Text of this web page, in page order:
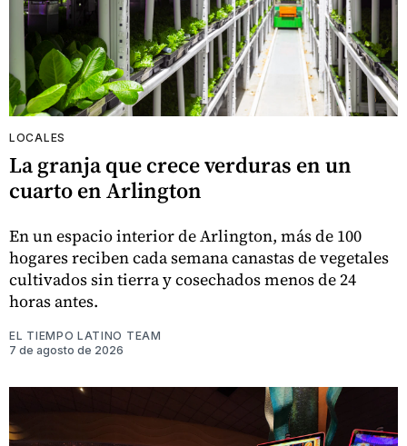
LOCALES
La granja que crece verduras en un
cuarto en Arlington
En un espacio interior de Arlington, más de 100
hogares reciben cada semana canastas de vegetales
cultivados sin tierra y cosechados menos de 24
horas antes.
EL TIEMPO LATINO TEAM
7 de agosto de 2026